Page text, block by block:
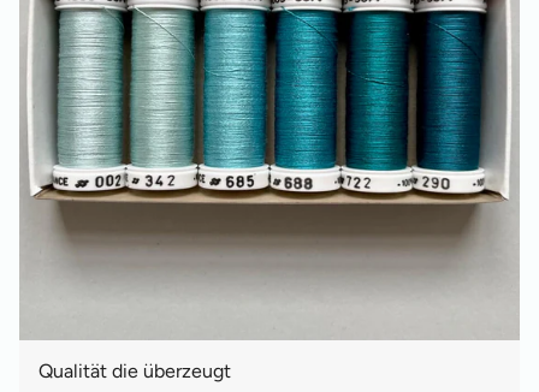
Qualität die überzeugt